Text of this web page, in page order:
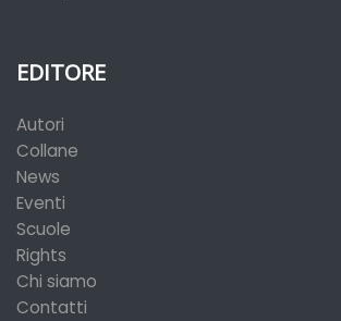
EDITORE
Autori
Collane
News
Eventi
Scuole
Rights
Chi siamo
Contatti